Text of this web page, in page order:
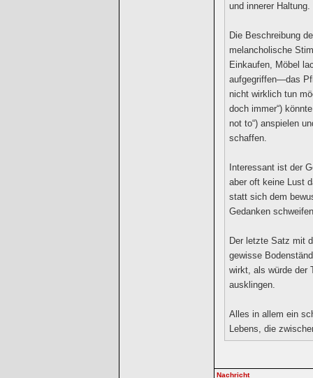
und innerer Haltung.
Die Beschreibung
melancholische
Einkaufen, Möbel
aufgegriffen—das
nicht wirklich tun
doch immer“)
not to“) anspielen
schaffen.
Interessant ist der
aber oft keine Lust
statt sich dem
Gedanken
Der letzte Satz mit
gewisse
wirkt, als würde der
ausklingen.
Alles in allem ein
Lebens, die